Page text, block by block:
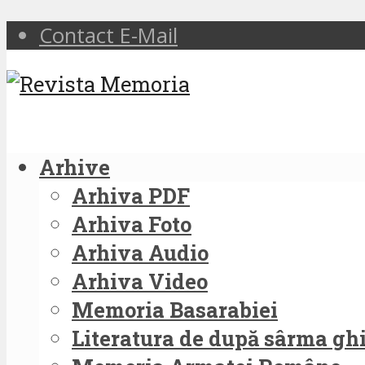
Contact E-Mail
Arhive
Arhiva PDF
Arhiva Foto
Arhiva Audio
Arhiva Video
Memoria Basarabiei
Literatura de după sârma